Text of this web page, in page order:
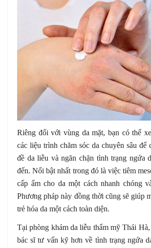
Riêng đối với vùng da mặt, bạn có thể
các liệu trình chăm sóc da chuyên sâu để
đề da liễu và ngăn chặn tình trạng ngứa
đến. Nổi bật nhất trong đó là việc tiêm
cấp ẩm cho da một cách nhanh chóng
Phương pháp này đồng thời cũng sẽ giúp
trẻ hóa da một cách toàn diện.
Tại phòng khám da liễu thẩm mỹ Thái Hà,
bác sĩ tư vấn kỹ hơn về tình trạng ngứa